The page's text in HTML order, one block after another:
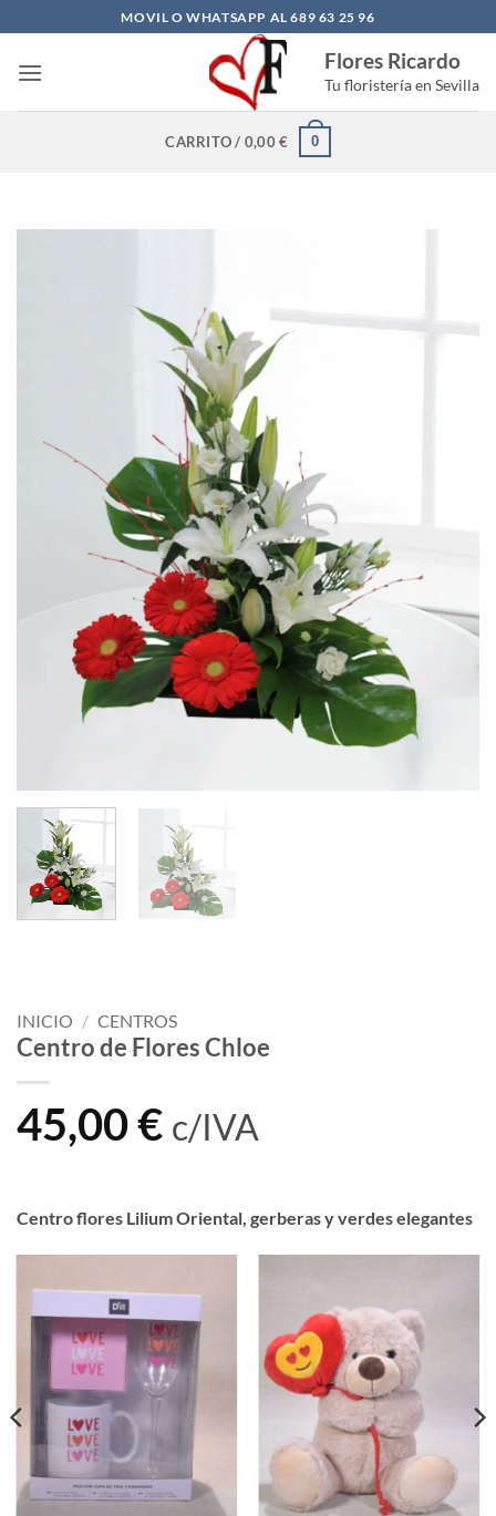
al
contenido
MOVIL O WHATSAPP AL 689 63 25 96
Flores Ricardo
Tu floristería en Sevilla
CARRITO / 0,00€ 0
INICIO / CENTROS
Centro de Flores Chloe
45,00€ c/IVA
Centro flores Lilium Oriental, gerberas y verdes elegantes